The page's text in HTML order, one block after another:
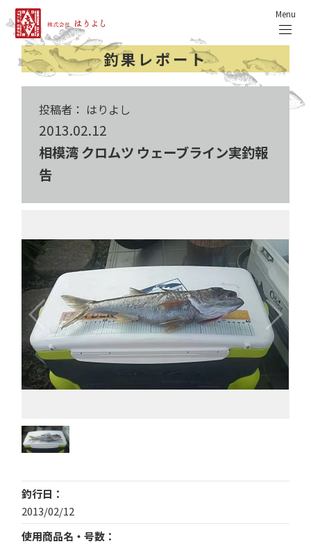
Menu
釣果レポート
投稿者： はりよし
2013.02.12
相模湾 クロムツ ウェーブライン実釣報
告
釣行日
2013/02/12
使用商品名・号数